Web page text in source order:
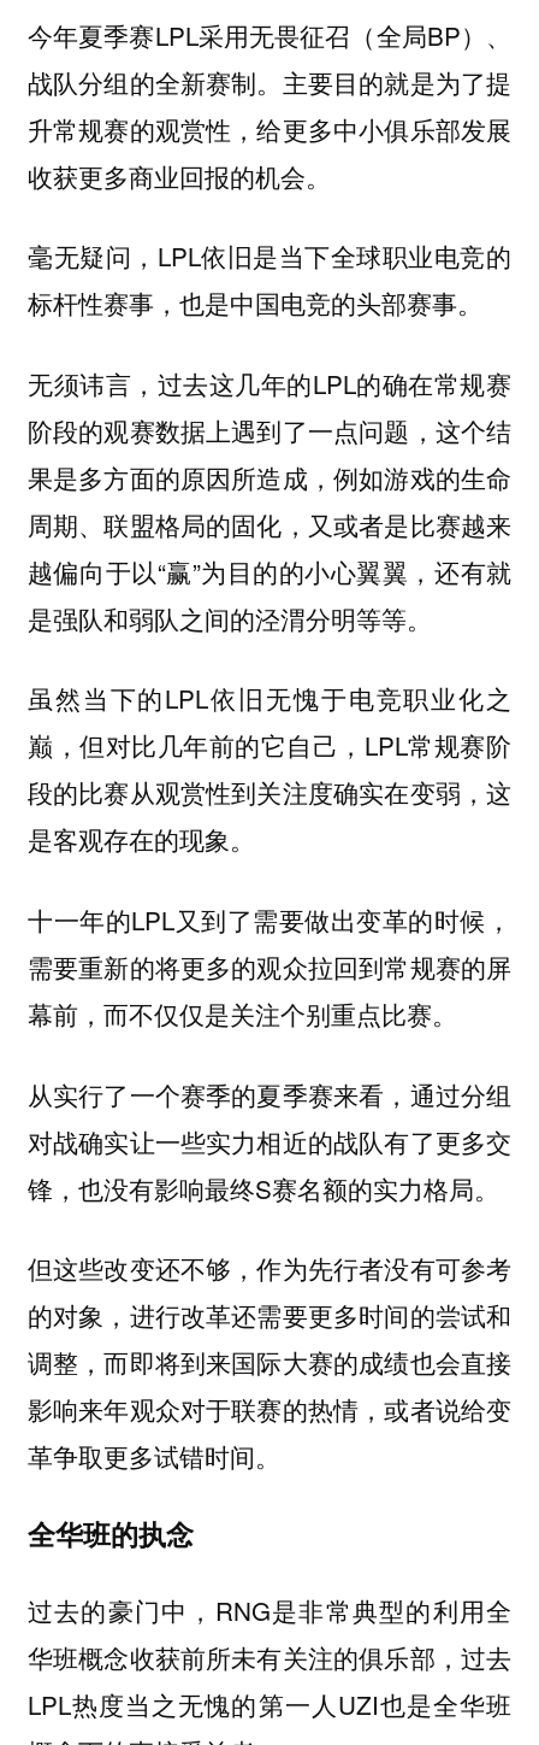
今年夏季赛LPL采用无畏征召（全局BP）、
战队分组的全新赛制。主要目的就是为了提
升常规赛的观赏性，给更多中小俱乐部发展
收获更多商业回报的机会。
毫无疑问，LPL依旧是当下全球职业电竞的
标杆性赛事，也是中国电竞的头部赛事。
无须讳言，过去这几年的LPL的确在常规赛
阶段的观赛数据上遇到了一点问题，这个结
果是多方面的原因所造成，例如游戏的生命
周期、联盟格局的固化，又或者是比赛越来
越偏向于以“赢”为目的的小心翼翼，还有就
是强队和弱队之间的泾渭分明等等。
虽然当下的LPL依旧无愧于电竞职业化之
巅，但对比几年前的它自己，LPL常规赛阶
段的比赛从观赏性到关注度确实在变弱，这
是客观存在的现象。
十一年的LPL又到了需要做出变革的时候，
需要重新的将更多的观众拉回到常规赛的屏
幕前，而不仅仅是关注个别重点比赛。
从实行了一个赛季的夏季赛来看，通过分组
对战确实让一些实力相近的战队有了更多交
锋，也没有影响最终S赛名额的实力格局。
但这些改变还不够，作为先行者没有可参考
的对象，进行改革还需要更多时间的尝试和
调整，而即将到来国际大赛的成绩也会直接
影响来年观众对于联赛的热情，或者说给变
革争取更多试错时间。
全华班的执念
过去的豪门中，RNG是非常典型的利用全
华班概念收获前所未有关注的俱乐部，过去
LPL热度当之无愧的第一人UZI也是全华班